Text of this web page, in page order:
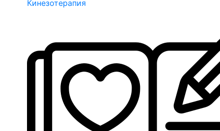
Кинезотерапия